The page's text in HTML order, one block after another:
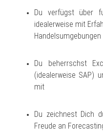
Du verfügst über
idealerweise mit
Handelsumgebungen
Du beherrschst
(idealerweise SAP)
mit
Du zeichnest Dich
Freude an